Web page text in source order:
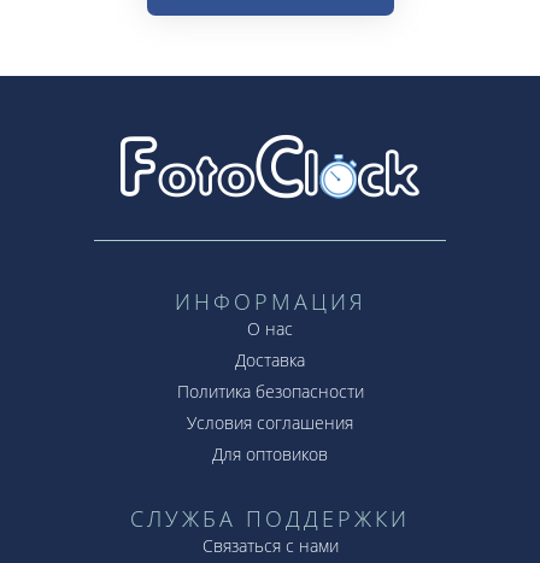
ИНФОРМАЦИЯ
О нас
Доставка
Политика безопасности
Условия соглашения
Для оптовиков
СЛУЖБА ПОДДЕРЖКИ
Связаться с нами